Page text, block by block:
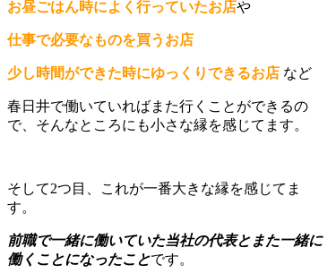
お昼ごはん時によく行っていたお店や
仕事で必要なものを買うお店
少し時間ができた時にゆっくりできるお店 など
春日井で働いていればまた行くことができるの
で、そんなところにも小さな縁を感じてます。
そして2つ目、これが一番大きな縁を感じてま
す。
前職で一緒に働いていた当社の代表とまた一緒に
働くことになったことです。